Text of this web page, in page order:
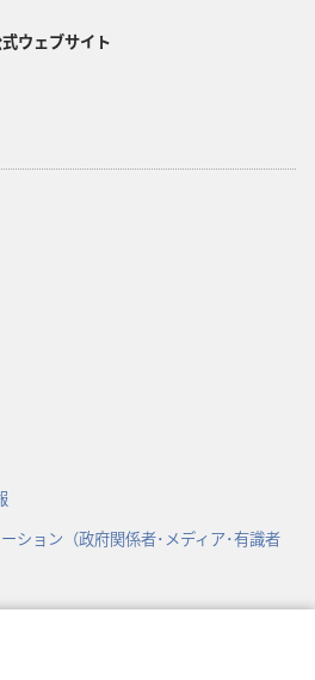
ウェブサイト
ション（政府関係者･メディア･有識者